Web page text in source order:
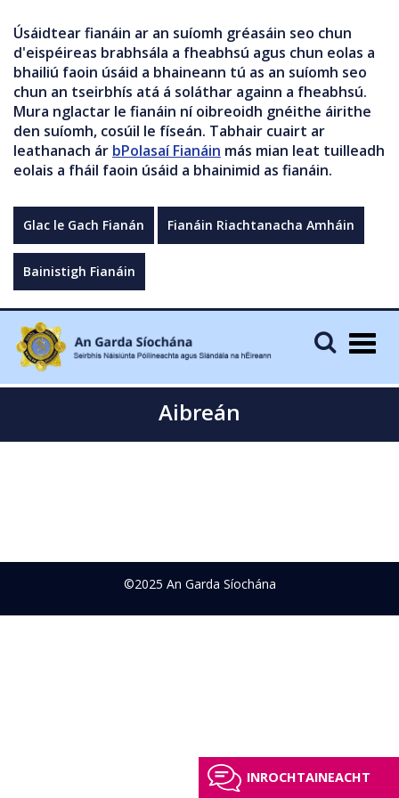
Úsáidtear fianáin ar an suíomh gréasáin seo chun
d'eispéireas brabhsála a fheabhsú agus chun eolas a
bhailiú faoin úsáid a bhaineann tú as an suíomh seo
chun an tseirbhís atá á soláthar againn a fheabhsú.
Mura nglactar le fianáin ní oibreoidh gnéithe áirithe
den suíomh, cosúil le físeán. Tabhair cuairt ar
leathanach ár bPolasaí Fianáin más mian leat tuilleadh
eolais a fháil faoin úsáid a bhainimid as fianáin.
Glac le Gach Fianán Fianáin Riachtanacha Amháin
Bainistigh Fianáin
Aibreán
©2025 An Garda Síochána
INROCHTAINEACHT